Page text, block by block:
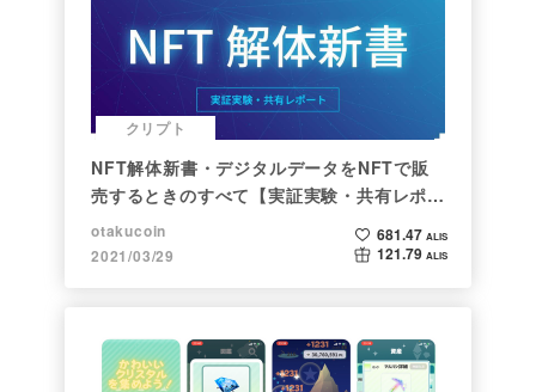
クリプト
NFT解体新書・デジタルデータをNFTで販
売するときのすべて【実証実験・共有レポー
ト】
otakucoin
2021/03/29
681.47 ALIS
121.79 ALIS